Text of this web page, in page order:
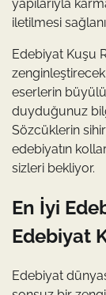
yapılarıyla
iletilmesi
Edebiyat Kuşu
eserlerin
duyduğunuz
Sözcüklerin
edebiyatın
sizleri bekliyor.
En İyi
Edebiyat
Edebiyat